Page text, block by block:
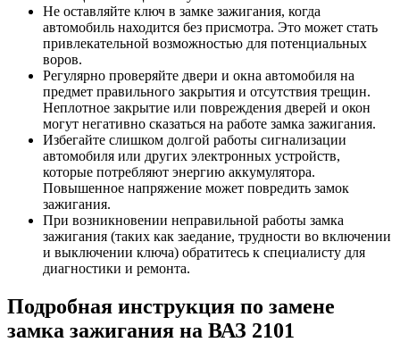
Не оставляйте ключ в замке зажигания, когда
автомобиль находится без присмотра. Это может стать
привлекательной возможностью для потенциальных
воров.
Регулярно проверяйте двери и окна автомобиля на
предмет правильного закрытия и отсутствия трещин.
Неплотное закрытие или повреждения дверей и окон
могут негативно сказаться на работе замка зажигания.
Избегайте слишком долгой работы сигнализации
автомобиля или других электронных устройств,
которые потребляют энергию аккумулятора.
Повышенное напряжение может повредить замок
зажигания.
При возникновении неправильной работы замка
зажигания (таких как заедание, трудности во включении
и выключении ключа) обратитесь к специалисту для
диагностики и ремонта.
Подробная инструкция по замене
замка зажигания на ВАЗ 2101